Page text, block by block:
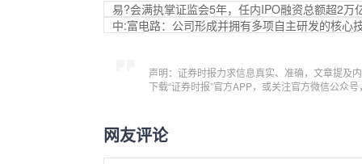
易?会满执掌证监会5年，任内IPO融资总额超2万
中:富电路：公司形成并拥有多项自主研发的核心
声明：证券时报力求信息真实、准确，文章提及
下载“证券时报”官方APP，或关注官方微信公众
网友评论